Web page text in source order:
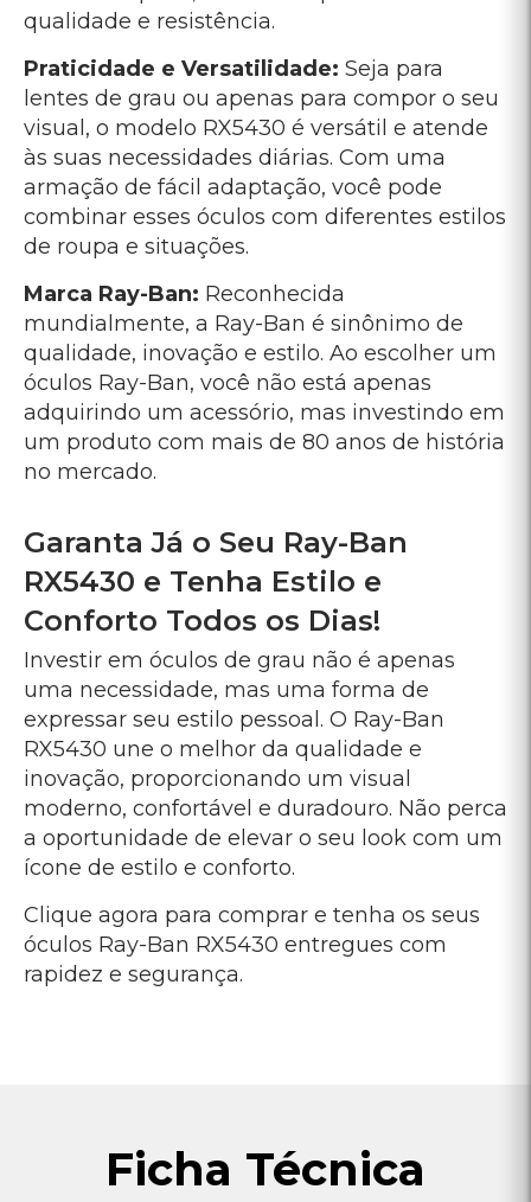
adquirindo um acessório, mas investindo em
no mercado.
Garanta Já o Seu Ray-Ban
RX5430 e Tenha Estilo e
Conforto Todos os Dias!
Investir em óculos de grau não é apenas
uma necessidade, mas uma forma de
expressar seu estilo pessoal. O Ray-Ban
RX5430 une o melhor da qualidade e
inovação, proporcionando um visual
moderno, confortável e duradouro. Não perca
a oportunidade de elevar o seu look com um
ícone de estilo e conforto.
óculos Ray-Ban RX5430 entregues com
rapidez e segurança.
Ficha Técnica
Características do Ray-Ban RX5430
Características Técnicas:
Modelo: RX5430
Design: Moderno e sofisticado
Conforto: Ajuste preciso e suporte duradouro
Uso: Ideal para lentes de prescrição
Tamanho: 51 (Lente), 21 (Ponte), 140 (Haste)
2 avaliações
3
2